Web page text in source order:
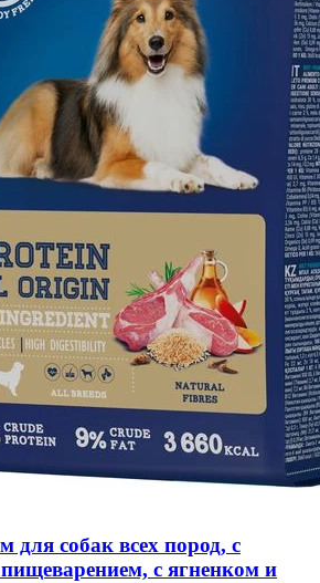
для собак всех пород, с
с ягненком и